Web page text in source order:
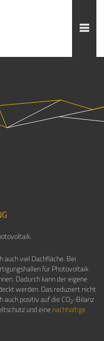
viel Dachfläche. Bei
für Photovoltaik
Dadurch kann der eigene
werden. Das reduziert nicht
auch positiv auf die CO2-Bilanz
und einenachhaltige
ZERSPANUNG